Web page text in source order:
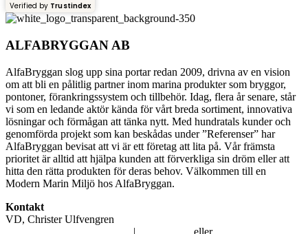
Verified by Trustindex
ALFABRYGGAN AB
AlfaBryggan slog upp sina portar redan 2009, drivna av en vision
om att bli en pålitlig partner inom marina produkter som bryggor,
pontoner, förankringssystem och tillbehör. Idag, flera år senare, står
vi som en ledande aktör kända för vårt breda sortiment, innovativa
lösningar och förmågan att tänka nytt. Med hundratals kunder och
genomförda projekt som kan beskådas under ”Referenser” har
AlfaBryggan bevisat att vi är ett företag att lita på. Vår främsta
prioritet är alltid att hjälpa kunden att förverkliga sin dröm eller att
hitta den rätta produkten för deras behov. Välkommen till en
Modern Marin Miljö hos AlfaBryggan.
Kontakt
VD, Christer Ulfvengren
| eller